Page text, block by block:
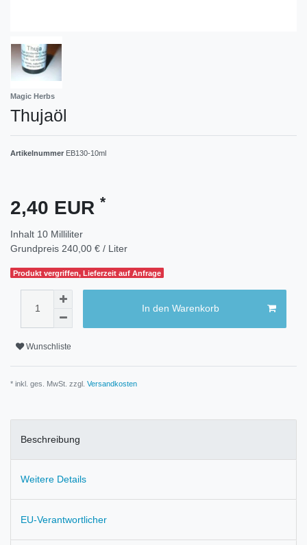
Magic Herbs
Thujaöl
Artikelnummer EB130-10ml
2,40 EUR *
Inhalt 10 Milliliter
Grundpreis 240,00 € / Liter
Produkt vergriffen, Lieferzeit auf Anfrage
In den Warenkorb
Wunschliste
* inkl. ges. MwSt. zzgl. Versandkosten
Beschreibung
Weitere Details
EU-Verantwortlicher